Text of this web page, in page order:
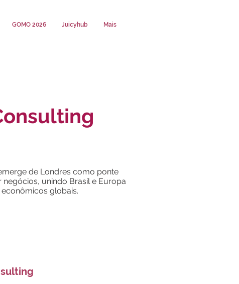
GOMO 2026 Juicyhub Mais
de Londres como ponte
negócios, unindo Brasil e Europa
globais.